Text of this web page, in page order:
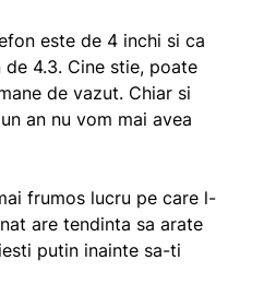
este de 4 inchi si ca
4.3. Cine stie, poate
de vazut. Chiar si
an nu vom mai avea
frumos lucru pe care l-
are tendinta sa arate
putin inainte sa-ti